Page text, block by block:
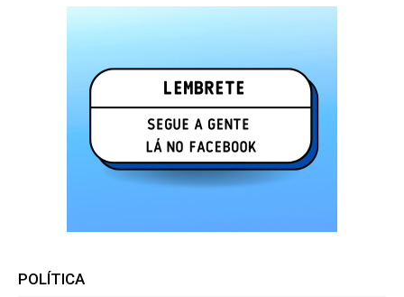
POLÍTICA